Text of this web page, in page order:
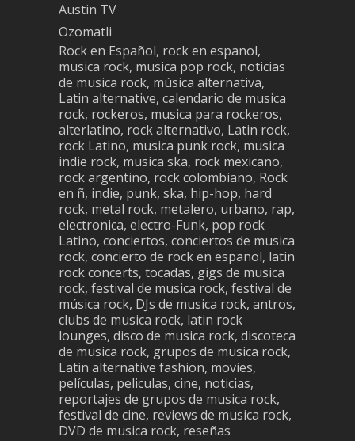
Austin TV
Ozomatli
Rock en Español, rock en espanol,
musica rock, musica pop rock, noticias
de musica rock, música alternativa,
Latin alternative, calendario de musica
rock, rockeros, musica para rockeros,
alterlatino, rock alternativo, Latin rock,
rock Latino, musica punk rock, musica
indie rock, musica ska, rock mexicano,
rock argentino, rock colombiano, Rock
en ñ, indie, punk, ska, hip-hop, hard
rock, metal rock, metalero, urbano, rap,
electronica, electro-Funk, pop rock
Latino, conciertos, conciertos de musica
rock, concierto de rock en espanol, latin
rock concerts, tocadas, gigs de musica
rock, festival de musica rock, festival de
música rock, DJs de musica rock, antros,
clubs de musica rock, latin rock
lounges, disco de musica rock, discoteca
de musica rock, grupos de musica rock,
Latin alternative fashion, movies,
películas, peliculas, cine, noticias,
reportajes de grupos de musica rock,
festival de cine, reviews de musica rock,
DVD de musica rock, reseñas